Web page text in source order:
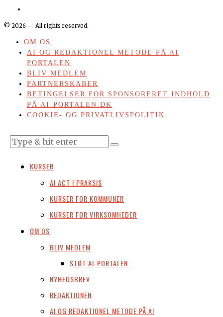
© 2026 — All rights reserved.
OM OS
AI OG REDAKTIONEL METODE PÅ AI
PORTALEN
BLIV MEDLEM
PARTNERSKABER
BETINGELSER FOR SPONSORERET INDHOLD
PÅ AI-PORTALEN.DK
COOKIE- OG PRIVATLIVSPOLITIK
KURSER
AI ACT I PRAKSIS
KURSER FOR KOMMUNER
KURSER FOR VIRKSOMHEDER
OM OS
BLIV MEDLEM
STØT AI-PORTALEN
NYHEDSBREV
REDAKTIONEN
AI OG REDAKTIONEL METODE PÅ AI